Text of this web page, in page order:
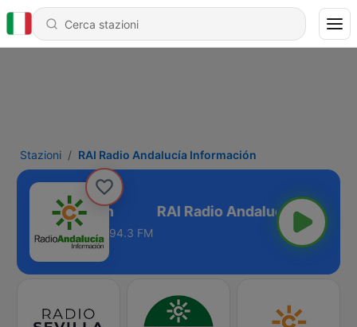
Stazioni RAI Radio Andalucía Información
Información
94.3 FM